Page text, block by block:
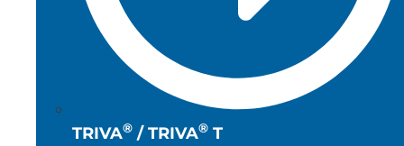
TRIVA® / TRIVA® T